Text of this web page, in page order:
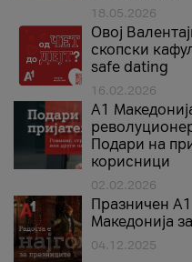
18.05.2026
Овој
скопски
safe dating
16.02.2026
А1
Подари на
корисници
02.02.2026
Празничен
Македонија
04.12.2025